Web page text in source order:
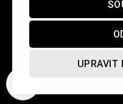
UPRAVIT